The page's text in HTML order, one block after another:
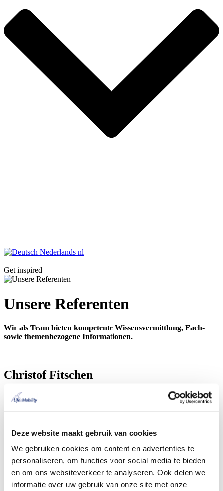
Deze website maakt gebruik van cookies
We gebruiken cookies om content en advertenties te
personaliseren, om functies voor social media te bieden
en om ons websiteverkeer te analyseren. Ook delen we
informatie over uw gebruik van onze site met onze
Nederlands nl
Get inspired
Unsere Referenten
Wir als Team bieten kompetente Wissensvermittlung, Fach-
sowie themenbezogene Informationen.
Christof Fitschen
Medizinprodukteberater & Gebietsleiter Nord /West
28 Jahre Erfahrung im Fachhandel mit Schwerpunkt
wirtschaftlich umsetzbar sind
„Das Schöne an meiner Position ist das ich sowohl beruflich in
angenehmer Atmosphäre als auch privat kreativ sein darf.“
Bleib informiert